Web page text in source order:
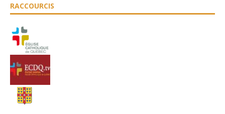
RACCOURCIS